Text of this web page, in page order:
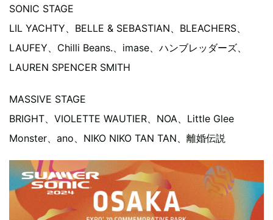
SONIC STAGE
LIL YACHTY、BELLE & SEBASTIAN、BLEACHERS、
LAUFEY、Chilli Beans.、imase、ハンブレッダーズ、
LAUREN SPENCER SMITH
MASSIVE STAGE
BRIGHT、VIOLETTE WAUTIER、NOA、Little Glee
Monster、ano、NIKO NIKO TAN TAN、離婚伝説